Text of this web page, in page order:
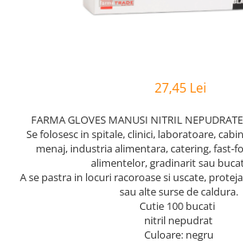
Odorizante cameră/auto
Odorizante toaletă
Pahare și accesorii
Saci menajeri
Detergenți și balsam de rufe
27,45 Lei
FARMA GLOVES MANUSI NITRIL
Se folosesc in spitale, clinici, laboratoare,
menaj, industria alimentara, catering, fast-
alimentelor, gradinarit sau
A se pastra in locuri racoroase si uscate,
sau alte surse de caldura.
Cutie 100 bucati
nitril nepudrat
Culoare: negru